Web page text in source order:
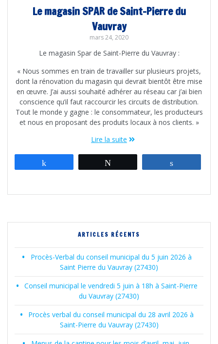
Le magasin SPAR de Saint-Pierre du
Vauvray
mars 24, 2020
Le magasin Spar de Saint-Pierre du Vauvray :
« Nous sommes en train de travailler sur plusieurs projets,
dont la rénovation du magasin qui devrait bientôt être mise
en œuvre. J’ai aussi souhaité adhérer au réseau car j’ai bien
conscience qu’il faut raccourcir les circuits de distribution.
Tout le monde y gagne : le consommateur, les producteurs
et nous en proposant des produits locaux à nos clients. »
Lire la suite
ARTICLES RÉCENTS
Procès-Verbal du conseil municipal du 5 juin 2026 à
Saint Pierre du Vauvray (27430)
Conseil municipal le vendredi 5 juin à 18h à Saint-Pierre
du Vauvray (27430)
Procès verbal du conseil municipal du 28 avril 2026 à
Saint-Pierre du Vauvray (27430)